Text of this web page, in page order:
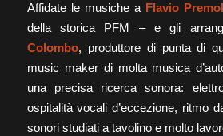
Affidate le musiche a Flavio
della storica PFM – e gli
Colombo, produttore di punta di
music maker di molta musica
una precisa ricerca sonora:
ospitalità vocali d’eccezione, ritmo
sonori studiati a tavolino e molto